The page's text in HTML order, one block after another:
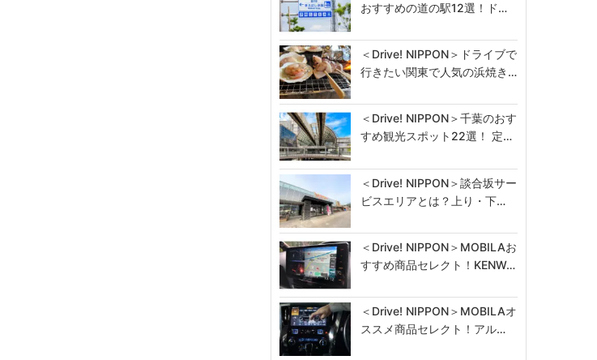
おすすめの道の駅12選！ド…
＜Drive! NIPPON＞ドライブで
行きたい関東で人気の浜焼き…
＜Drive! NIPPON＞千葉のおす
すめ観光スポット22選！ 定…
＜Drive! NIPPON＞談合坂サー
ビスエリアとは？上り・下…
＜Drive! NIPPON＞MOBILAお
すすめ商品セレクト！KENW…
＜Drive! NIPPON＞MOBILAオ
ススメ商品セレクト！アル…